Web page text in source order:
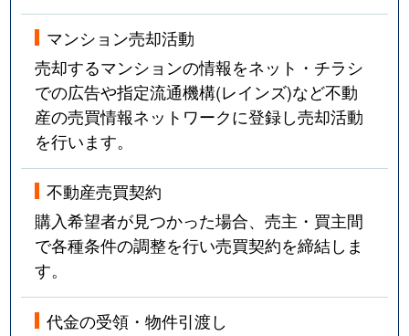
マンション売却活動
売却するマンションの情報をネット・チラシ
での広告や指定流通機構(レインズ)など不動
産の売買情報ネットワークに登録し売却活動
を行います。
不動産売買契約
購入希望者が見つかった場合、売主・買主間
で各種条件の調整を行い売買契約を締結しま
す。
代金の受領・物件引渡し